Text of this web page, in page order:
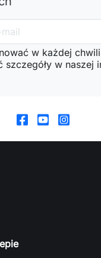
w każdej
szczegóły w naszej